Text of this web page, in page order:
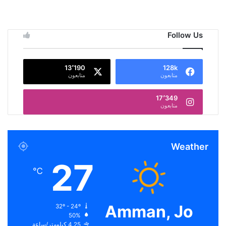
Follow Us
128k
متابعون
13٬190
متابعون
17٬349
متابعون
Weather
Amman, Jo
27
℃
50%
4.25 كيلومتر/ساعة